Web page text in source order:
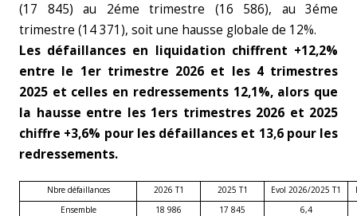
(17 845) au 2éme trimestre (16 586), au 3éme
trimestre (14 371), soit une hausse globale de 12%.
Les défaillances en liquidation chiffrent +12,2%
entre le 1er trimestre 2026 et les 4 trimestres
2025 et celles en redressements 12,1%, alors que
la hausse entre les 1ers trimestres 2026 et 2025
chiffre +3,6% pour les défaillances et 13,6 pour les
redressements.
Nbre défaillances 2026 T1 2025 T1 Evol 2026/2025 T1
Ensemble
18 986 17 845
6,4